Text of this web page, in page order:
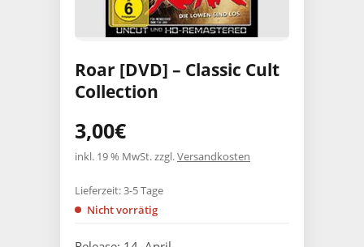
Roar [DVD] – Classic Cult
Collection
3,00€
inkl. 19 % MwSt.zzgl.Versandkosten
Lieferzeit:3-5 Tage
Nicht vorrätig